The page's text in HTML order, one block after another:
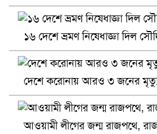
খুলনায় বিএনপি অফিসে গুলি-বোমা
১৬ দেশে ভ্রমণ নিষেধাজ্ঞা দিল
দেশে করোনায় আরও ৩ জনের
আওয়ামী লীগের জন্ম রাজপথে,